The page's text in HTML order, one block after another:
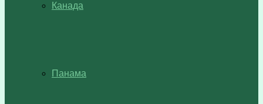
Канада
Панама